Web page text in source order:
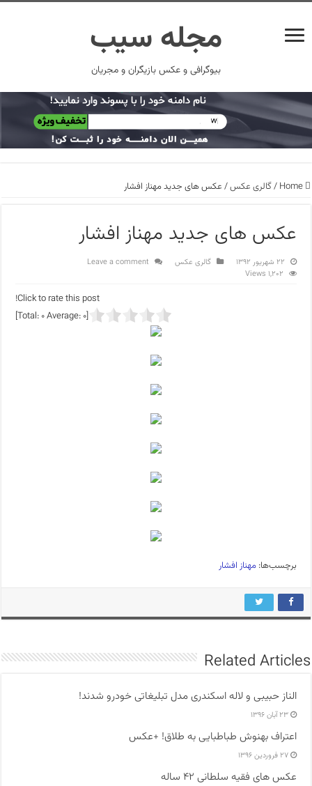
مجله سیب
بیوگرافی و عکس بازیگران و مجریان
Home
/گالری عکس/ عکس های جدید مهناز افشار
عکس های جدید مهناز افشار
۲۲ شهریور ۱۳۹۲ گالری عکس
Leave a comment
1,202 Views
Click to rate this post!
[Total:
0Average: 0
]
برچسب‌ها:مهناز افشار
Related Articles
الناز حبیبی و لاله اسکندری مدل تبلیغاتی خودرو شدند!
۲۳ آبان ۱۳۹۶
اعتراف بهنوش طباطبایی به طلاق! +عکس
۲۷ فروردین ۱۳۹۶
عکس های فقیه سلطانی ۴۲ ساله